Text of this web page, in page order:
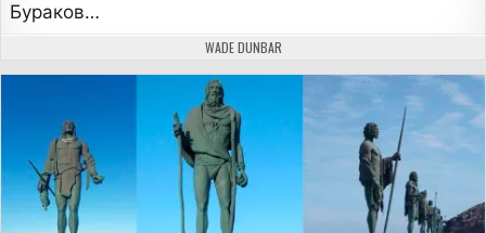
Бураков…
АВТОР:
WADE DUNBAR